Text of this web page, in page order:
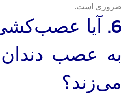
ضروری است.
6. آیا
به عصب
می‌زند؟